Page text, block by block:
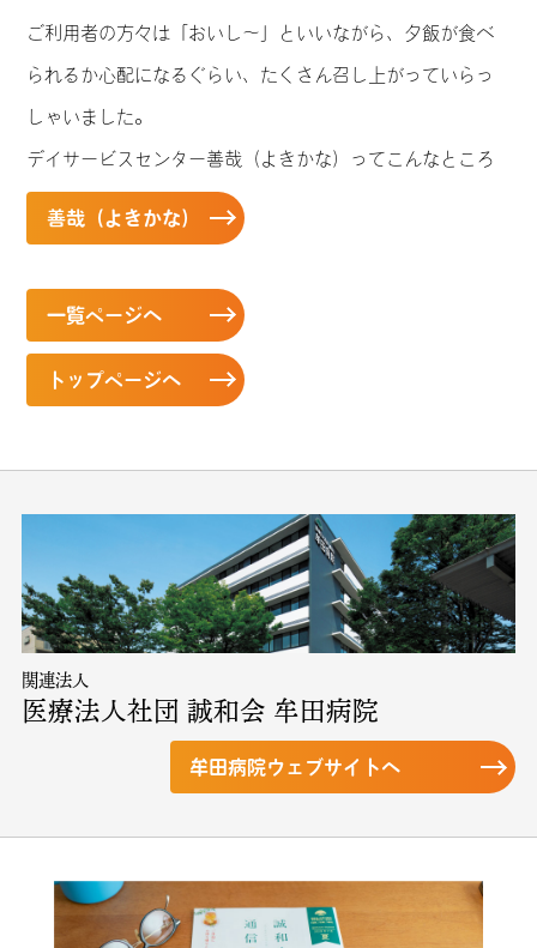
ご利用者の方々は「おいし～」といいながら、夕飯が食べ
られるか心配になるぐらい、たくさん召し上がっていらっ
しゃいました。
デイサービスセンター善哉（よきかな）ってこんなところ
善哉（よきかな）
一覧ページへ
トップページへ
関連法人
医療法人社団 誠和会 牟田病院
牟田病院ウェブサイトへ